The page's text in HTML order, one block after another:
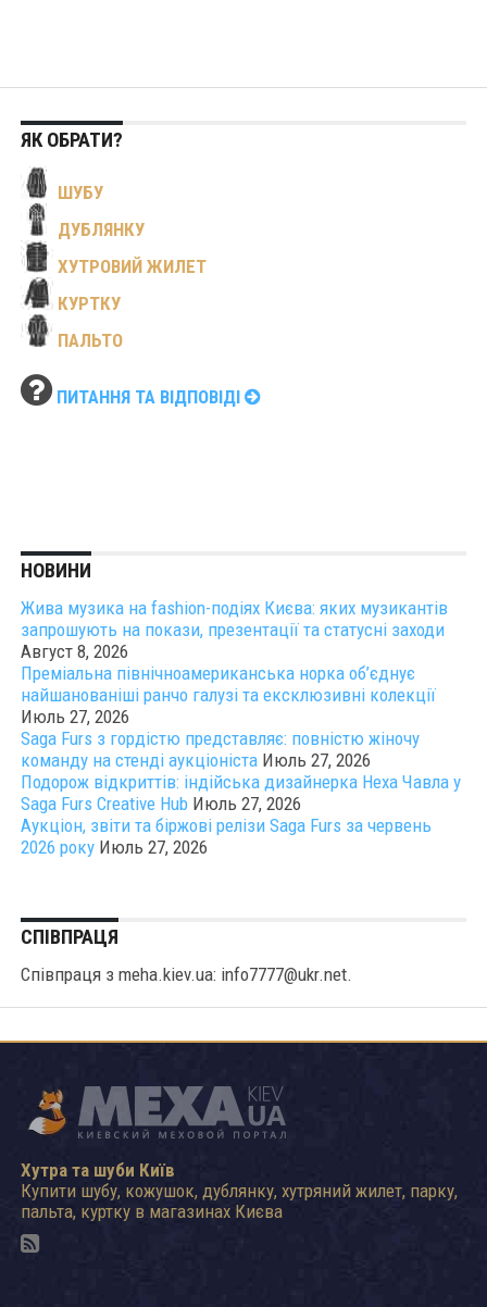
ЯК ОБРАТИ?
ШУБУ
ДУБЛЯНКУ
ХУТРОВИЙ ЖИЛЕТ
КУРТКУ
ПАЛЬТО
ПИТАННЯ ТА ВІДПОВІДІ
НОВИНИ
Жива музика на fashion-подіях Києва: яких музикантів
запрошують на покази, презентації та статусні заходи
Август 8, 2026
Преміальна північноамериканська норка об’єднує
найшанованіші ранчо галузі та ексклюзивні колекції
Июль 27, 2026
Saga Furs з гордістю представляє: повністю жіночу
команду на стенді аукціоніста Июль 27, 2026
Подорож відкриттів: індійська дизайнерка Неха Чавла у
Saga Furs Creative Hub Июль 27, 2026
Аукціон, звіти та біржові релізи Saga Furs за червень
2026 року Июль 27, 2026
СПІВПРАЦЯ
Співпраця з meha.kiev.ua: info7777@ukr.net.
Хутра та шуби Київ
Купити шубу, кожушок, дублянку, хутряний жилет, парку,
пальта, куртку в магазинах Києва